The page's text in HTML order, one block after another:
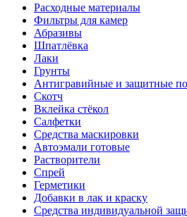
Расходные материалы
Фильтры для камер
Абразивы
Шпатлёвка
Лаки
Грунты
Антигравийные и защитные
Скотч
Вклейка стёкол
Салфетки
Средства маскировки
Автоэмали готовые
Растворители
Спрей
Герметики
Добавки в лак и краску
Средства индивидуальной